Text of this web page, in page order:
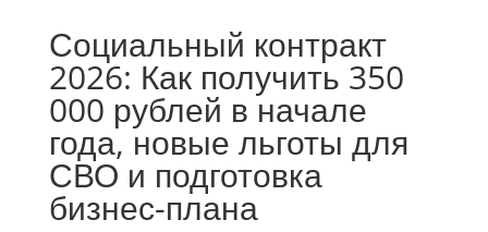
Социальный контракт
2026: Как получить 350
000 рублей в начале
года, новые льготы для
СВО и подготовка
бизнес-плана